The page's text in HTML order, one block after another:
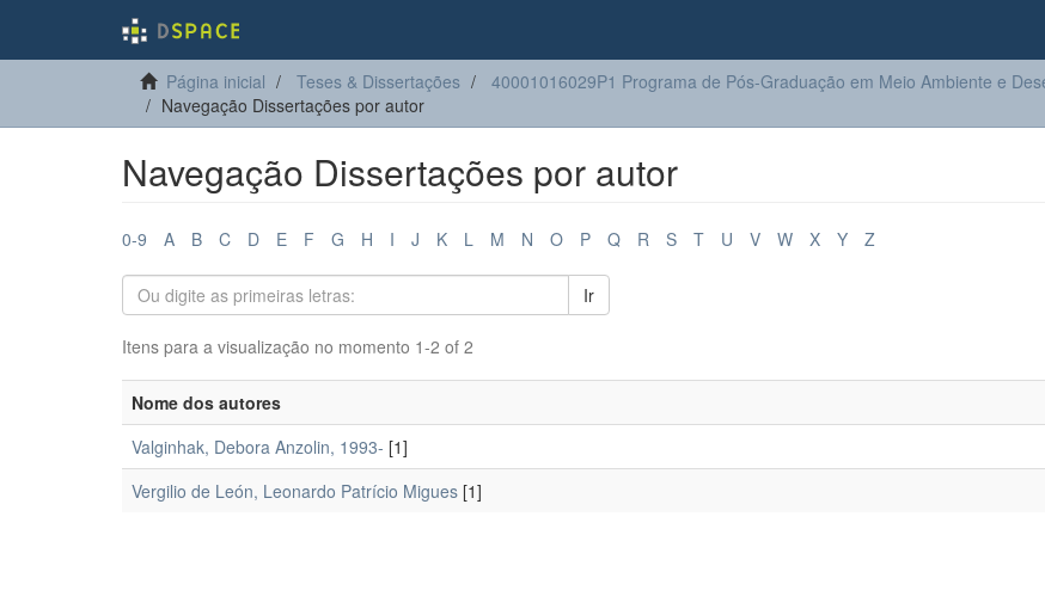
Página inicial Teses & Dissertações 40001016029P1 Programa de Pós-Graduação em Meio Ambiente e
Navegação Dissertações por autor
Navegação Dissertações por autor
0-9 A B C D E F G H I J K L M N O P Q R S T U V W X Y Z
Ir
Itens para a visualização no momento 1-2 of 2
Nome dos autores
Valginhak, Debora Anzolin, 1993- [1]
Vergilio de León, Leonardo Patrício Migues [1]